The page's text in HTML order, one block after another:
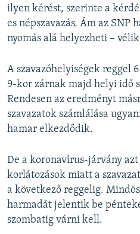
ilyen kérést, szerinte a
es népszavazás. Ám az SNP
nyomás alá helyezheti –
A szavazóhelyiségek reggel
9-kor zárnak majd helyi idő
Rendesen az eredményt
szavazatok számlálása
hamar elkezdődik.
De a koronavírus-járvány
korlátozások miatt a
a következő reggelig.
harmadát jelentik be
szombatig várni kell.